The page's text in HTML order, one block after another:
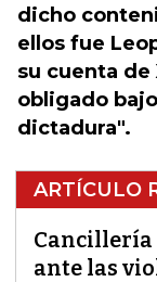
dicho
ellos fue
su cuenta de
obligado
dictadura".
ARTÍCULO
Cancillería
ante las